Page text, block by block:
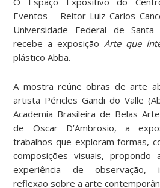
Eventos – Reitor Luiz Carlos
Universidade Federal de Santa
recebe a exposiçãoArte que
plástico Abba.
A mostra reúne obras de arte
artista Péricles Gandi do Valle
Academia Brasileira de Belas
de Oscar D’Ambrosio, a
trabalhos que exploram formas,
composições visuais, propondo
experiência de observação,
reflexão sobre a arte